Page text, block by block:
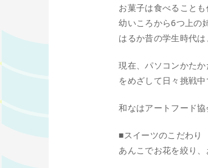
お菓子は食べることも
幼いころから6つ上の
はるか昔の学生時代
現在、パソコンかた
をめざして日々挑戦中
和なはアートフード
■スイーツのこだわり
あんこでお花を絞り